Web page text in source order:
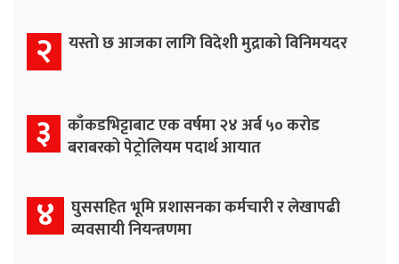
२ यस्तो छ आजका लागि विदेशी मुद्राको विनिमयदर
३ काँकडभिट्टाबाट एक वर्षमा २४ अर्ब ५० करोड
बराबरको पेट्रोलियम पदार्थ आयात
४ घुससहित भूमि प्रशासनका कर्मचारी र लेखापढी
व्यवसायी नियन्त्रणमा